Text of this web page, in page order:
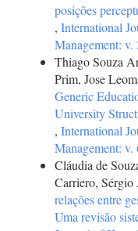
posições
, International
Management:
Thiago Souza
Prim, Jose
Generic
University
, International
Management:
Cláudia de
Carriero,
relações entre
Uma revisão